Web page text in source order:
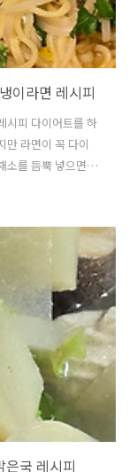
이라면 레시피
시피 다이어트를 하
만 라면이 꼭 다이
소를 듬뿍 넣으면칼
습니다.오늘은 봄
라면
of
sprouts)물 700g
㉠ 물이 ..
국 레시피